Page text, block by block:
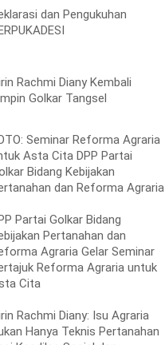
dan Pengukuhan
Rachmi Diany Kembali
Golkar Tangsel
Seminar Reforma Agraria
Asta Cita DPP Partai
Bidang Kebijakan
dan Reforma Agraria
Partai Golkar Bidang
Pertanahan dan
Agraria Gelar Seminar
Reforma Agraria untuk
Cita
Rachmi Diany: Isu Agraria
Hanya Teknis Pertanahan